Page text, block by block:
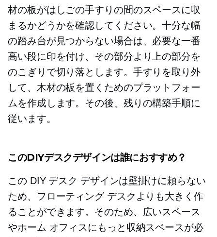
材の板がはしごの手すりの間のスペースに収
まるかどうかを確認してください。十分な幅
の踏み台が見つからない場合は、必要な一番
高い段に印を付け、その部分より上の部分を
のこぎりで切り落とします。手すりを取り外
して、木材の板を置くためのプラットフォー
ムを作成します。その後、残りの構築手順に
従います。
このDIYデスクデザインは誰におすすめ？
この DIY デスク デザインは壁掛けに頼らない
ため、フローティング デスクよりも大きく作
ることができます。そのため、広いスペース
やホーム オフィスにもっと収納スペースが必